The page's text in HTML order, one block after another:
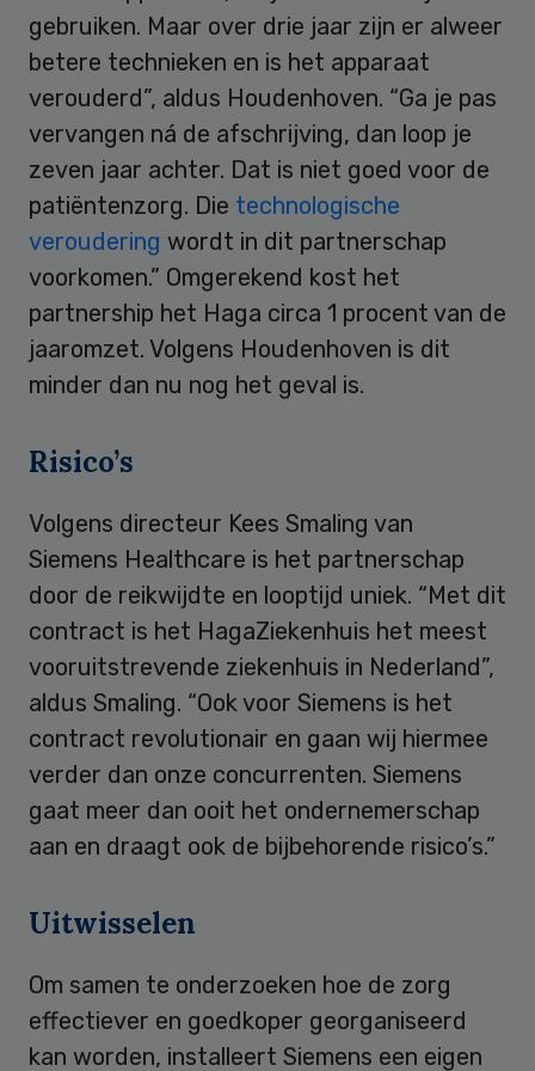
gebruiken. Maar over drie jaar zijn er alweer
betere technieken en is het apparaat
verouderd”, aldus Houdenhoven. “Ga je pas
vervangen ná de afschrijving, dan loop je
zeven jaar achter. Dat is niet goed voor de
patiëntenzorg. Die technologische
veroudering wordt in dit partnerschap
voorkomen.” Omgerekend kost het
partnership het Haga circa 1 procent van de
jaaromzet. Volgens Houdenhoven is dit
minder dan nu nog het geval is.
Risico’s
Volgens directeur Kees Smaling van
Siemens Healthcare is het partnerschap
door de reikwijdte en looptijd uniek. “Met dit
contract is het HagaZiekenhuis het meest
vooruitstrevende ziekenhuis in Nederland”,
aldus Smaling. “Ook voor Siemens is het
contract revolutionair en gaan wij hiermee
verder dan onze concurrenten. Siemens
gaat meer dan ooit het ondernemerschap
aan en draagt ook de bijbehorende risico’s.”
Uitwisselen
Om samen te onderzoeken hoe de zorg
effectiever en goedkoper georganiseerd
kan worden, installeert Siemens een eigen